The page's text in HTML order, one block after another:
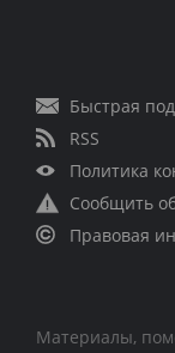
Быстрая
RSS
Политика
Сообщить
Правовая
Материалы,